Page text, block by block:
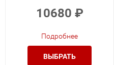
10680 ₽
Подробнее
ВЫБРАТЬ